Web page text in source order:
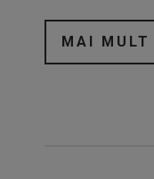
MAI MULT